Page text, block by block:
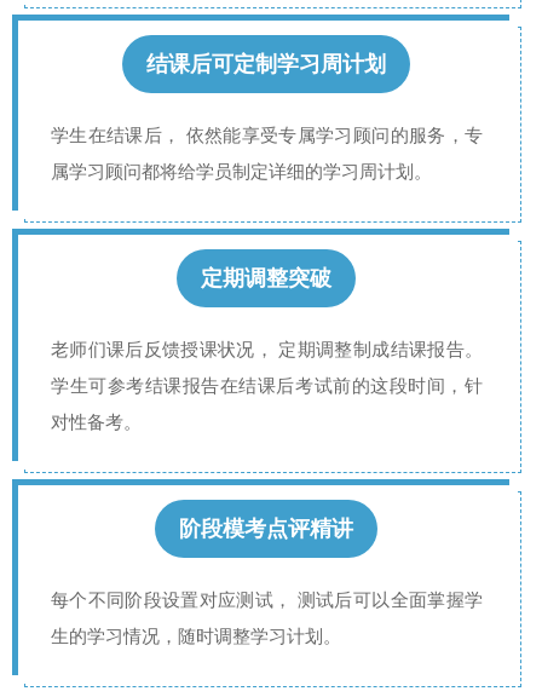
结课后可定制学习周计划
学生在结课后， 依然能享受专属学习顾问的服务，专
属学习顾问都将给学员制定详细的学习周计划。
定期调整突破
老师们课后反馈授课状况， 定期调整制成结课报告。
学生可参考结课报告在结课后考试前的这段时间，针
对性备考。
阶段模考点评精讲
每个不同阶段设置对应测试， 测试后可以全面掌握学
生的学习情况，随时调整学习计划。